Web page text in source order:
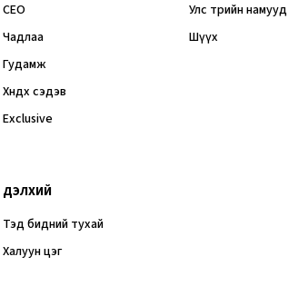
CEO
Чадлаа
Гудамж
Хөндөх сэдэв
Exclusive
Улс төрийн намууд
Шүүх
ДЭЛХИЙ
Тэд бидний тухай
Халуун цэг